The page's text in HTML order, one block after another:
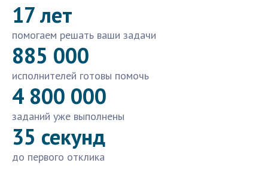
17 лет
помогаем решать ваши задачи
885 000
исполнителей готовы помочь
4 800 000
заданий уже выполнены
35 секунд
до первого отклика